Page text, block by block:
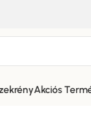
Akciós